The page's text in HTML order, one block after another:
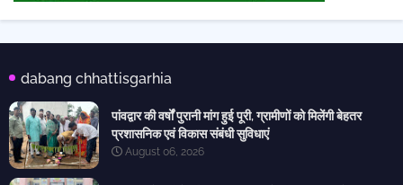
dabang chhattisgarhia
पांवद्वार की वर्षों पुरानी मांग हुई पूरी, ग्रामीणों को मिलेंगी बेहतर
प्रशासनिक एवं विकास संबंधी सुविधाएं
August 06, 2026